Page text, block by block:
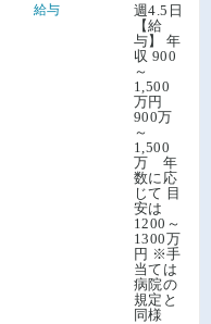
給与
週4.5日
【給
与】 年
収 900
～
1,500
万円
900万
～
1,500
万 年
数に応
じて 目
安は
1200～
1300万
円 ※手
当ては
病院の
規定と
同様